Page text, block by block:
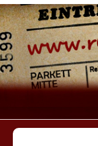
Skip
to
contentBerichte über